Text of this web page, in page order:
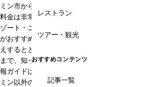
レストラン
ツアー・観光
おすすめコンテンツ
記事一覧
ミン市からメコンデルタ地方、ムイネーへはバ
料金は非常にリーズナブル。また、ホーチミン市
ゾート・ニャチャンへ向かう旅行者の方は、「バ
がおすすめ」と首をかしげるところ。そんな悩み
えするとともに、海外旅行ビギナーの方から、
まで、知って得する情報をお伝えしたいと思い
報ガイドは、ホーチミンの旅行情報を集約してい
ミン以外の観光エリアもじわじわと認知度が上